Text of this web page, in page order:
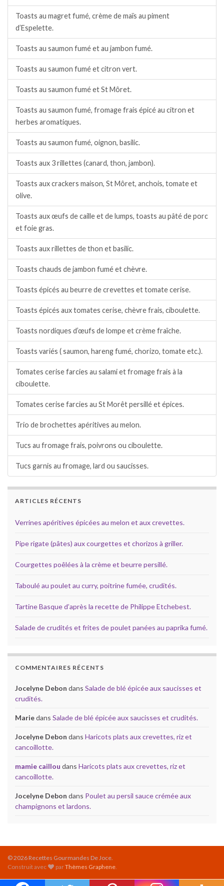
Toasts au magret fumé, crème de maïs au piment
d’Espelette.
Toasts au saumon fumé et au jambon fumé.
Toasts au saumon fumé et citron vert.
Toasts au saumon fumé et St Môret.
Toasts au saumon fumé, fromage frais épicé au citron et
herbes aromatiques.
Toasts au saumon fumé, oignon, basilic.
Toasts aux 3 rillettes (canard, thon, jambon).
Toasts aux crackers maison, St Môret, anchois, tomate et
olive.
Toasts aux œufs de caille et de lumps, toasts au pâté de porc
et foie gras.
Toasts aux rillettes de thon et basilic.
Toasts chauds de jambon fumé et chèvre.
Toasts épicés au beurre de crevettes et tomate cerise.
Toasts épicés aux tomates cerise, chèvre frais, ciboulette.
Toasts nordiques d’œufs de lompe et crème fraîche.
Toasts variés ( saumon, hareng fumé, chorizo, tomate etc.).
Tomates cerise farcies au salami et fromage frais à la
ciboulette.
Tomates cerise farcies au St Morêt persillé et épices.
Trio de brochettes apéritives au melon.
Tucs au fromage frais, poivrons ou ciboulette.
Tucs garnis au fromage, lard ou saucisses.
ARTICLES RÉCENTS
Verrines apéritives épicées au melon et aux crevettes.
Pipe rigate (pâtes) aux courgettes et chorizos à griller.
Courgettes poêlées à la crème et beurre persillé.
Taboulé au poulet au curry, poitrine fumée, crudités.
Tartine Basque d’après la recette de Philippe Etchebest.
Salade de crudités et frites de poulet panées au paprika fumé.
COMMENTAIRES RÉCENTS
Jocelyne Debon dans Salade de blé épicée aux saucisses et
crudités.
Mariedans Salade de blé épicée aux saucisses et crudités.
Jocelyne Debon dans Haricots plats aux crevettes, riz et
cancoillotte.
mamie caillou dans Haricots plats aux crevettes, riz et
cancoillotte.
Jocelyne Debon dans Poulet au persil sauce crémée aux
champignons et lardons.
© 2026 Recettes Gourmandes De Joce.
Construit avec
parThèmes Graphene